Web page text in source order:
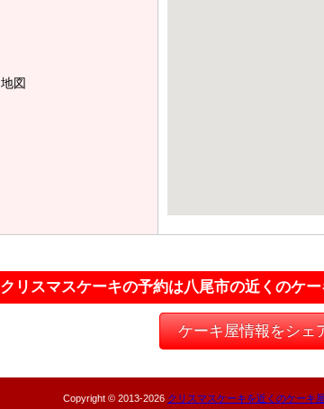
地図
クリスマスケーキの予約は八尾市の近くのケ
ケーキ屋情報をシェ
Copyright © 2013-2026 クリスマスケーキを近くのケーキ